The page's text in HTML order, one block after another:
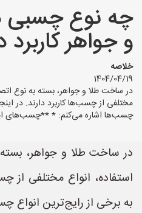
چه نوع چسبی
و جواهر کاربرد
خلاصه
1404/04/19
در ساخت طلا و جواهر، بسته به نوع
مختلفی از چسب‌ها کاربرد دارند. در
چسب‌ها اشاره می‌کنم: * **چسب‌های
در ساخت طلا و جواهر،
استفاده، انواع مختلفی از
به برخی از رایج‌ترین انواع